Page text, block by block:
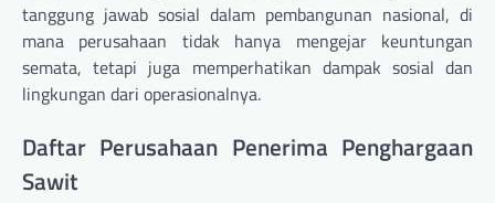
tanggung jawab sosial dalam pembangunan nasional, di
mana perusahaan tidak hanya mengejar keuntungan
semata, tetapi juga memperhatikan dampak sosial dan
lingkungan dari operasionalnya.
Daftar Perusahaan Penerima Penghargaan
Sawit